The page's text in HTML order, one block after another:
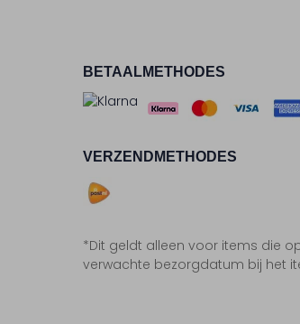
BETAALMETHODES
VERZENDMETHODES
*Dit geldt alleen voor items die
verwachte bezorgdatum bij het